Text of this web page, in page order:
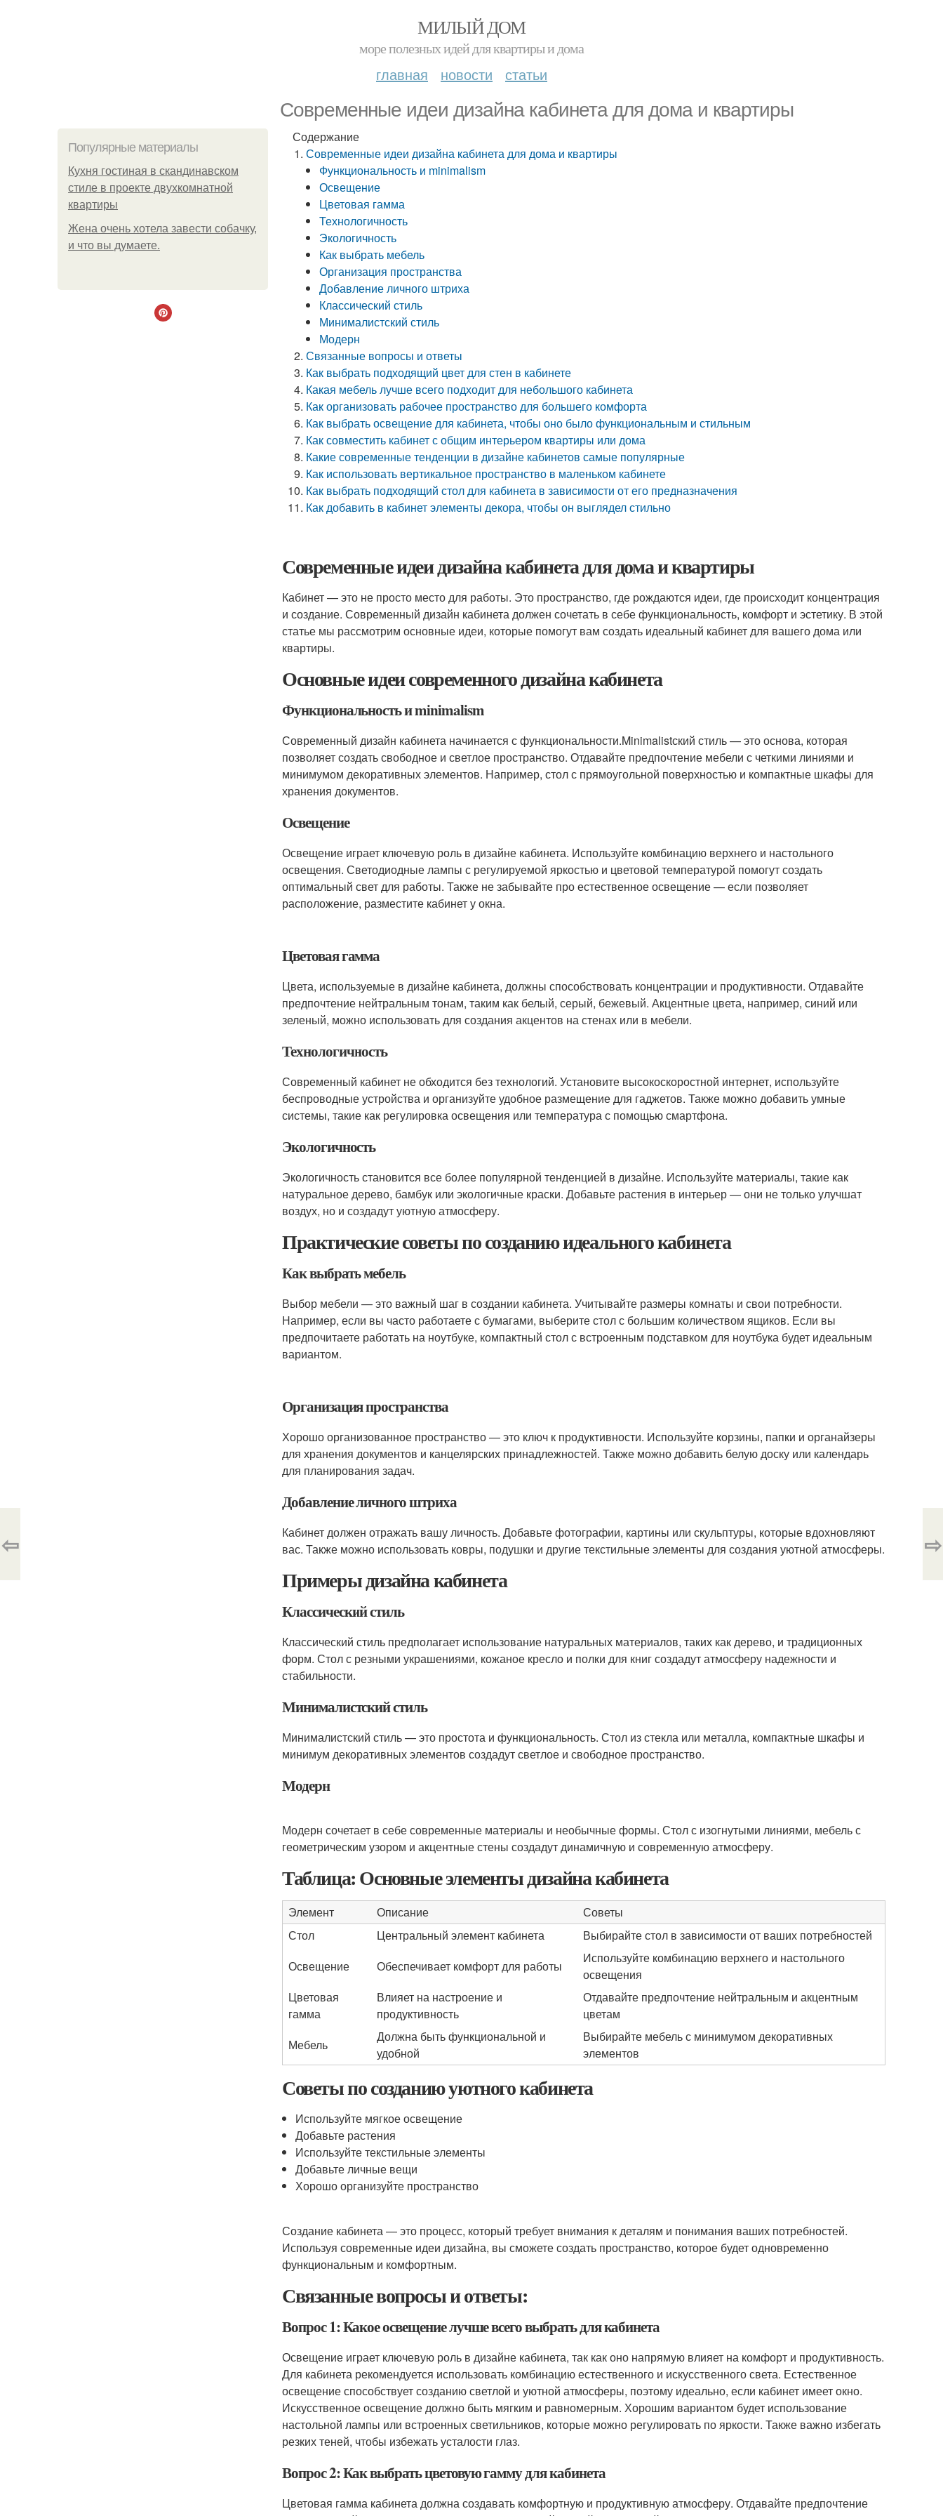
МИЛЫЙ ДОМ
море полезных идей для квартиры и дома
главная новости статьи
Современные идеи дизайна кабинета для дома и квартиры
Популярные материалы
Кухня гостиная в скандинавском
стиле в проекте двухкомнатной
квартиры
Жена очень хотела завести собачку,
и что вы думаете.
Содержание
Современные идеи дизайна кабинета для дома и квартиры
Функциональность и minimalism
Освещение
Цветовая гамма
Технологичность
Экологичность
Как выбрать мебель
Организация пространства
Добавление личного штриха
Классический стиль
Минималистский стиль
Модерн
Связанные вопросы и ответы
Как выбрать подходящий цвет для стен в кабинете
Какая мебель лучше всего подходит для небольшого кабинета
Как организовать рабочее пространство для большего комфорта
Как выбрать освещение для кабинета, чтобы оно было функциональным и стильным
Как совместить кабинет с общим интерьером квартиры или дома
Какие современные тенденции в дизайне кабинетов самые популярные
Как использовать вертикальное пространство в маленьком кабинете
Как выбрать подходящий стол для кабинета в зависимости от его предназначения
Как добавить в кабинет элементы декора, чтобы он выглядел стильно
Современные идеи дизайна кабинета для дома и квартиры
Кабинет — это не просто место для работы. Это пространство, где рождаются идеи, где происходит концентрация
и создание. Современный дизайн кабинета должен сочетать в себе функциональность, комфорт и эстетику. В этой
статье мы рассмотрим основные идеи, которые помогут вам создать идеальный кабинет для вашего дома или
квартиры.
Основные идеи современного дизайна кабинета
Функциональность и minimalism
Современный дизайн кабинета начинается с функциональности.Minimalistский стиль — это основа, которая
позволяет создать свободное и светлое пространство. Отдавайте предпочтение мебели с четкими линиями и
минимумом декоративных элементов. Например, стол с прямоугольной поверхностью и компактные шкафы для
хранения документов.
Освещение
Освещение играет ключевую роль в дизайне кабинета. Используйте комбинацию верхнего и настольного
освещения. Светодиодные лампы с регулируемой яркостью и цветовой температурой помогут создать
оптимальный свет для работы. Также не забывайте про естественное освещение — если позволяет
расположение, разместите кабинет у окна.
Цветовая гамма
Цвета, используемые в дизайне кабинета, должны способствовать концентрации и продуктивности. Отдавайте
предпочтение нейтральным тонам, таким как белый, серый, бежевый. Акцентные цвета, например, синий или
зеленый, можно использовать для создания акцентов на стенах или в мебели.
Технологичность
Современный кабинет не обходится без технологий. Установите высокоскоростной интернет, используйте
беспроводные устройства и организуйте удобное размещение для гаджетов. Также можно добавить умные
системы, такие как регулировка освещения или температура с помощью смартфона.
Экологичность
Экологичность становится все более популярной тенденцией в дизайне. Используйте материалы, такие как
натуральное дерево, бамбук или экологичные краски. Добавьте растения в интерьер — они не только улучшат
воздух, но и создадут уютную атмосферу.
Практические советы по созданию идеального кабинета
Как выбрать мебель
Выбор мебели — это важный шаг в создании кабинета. Учитывайте размеры комнаты и свои потребности.
Например, если вы часто работаете с бумагами, выберите стол с большим количеством ящиков. Если вы
предпочитаете работать на ноутбуке, компактный стол с встроенным подставком для ноутбука будет идеальным
вариантом.
Организация пространства
Хорошо организованное пространство — это ключ к продуктивности. Используйте корзины, папки и органайзеры
для хранения документов и канцелярских принадлежностей. Также можно добавить белую доску или календарь
для планирования задач.
Добавление личного штриха
Кабинет должен отражать вашу личность. Добавьте фотографии, картины или скульптуры, которые вдохновляют
вас. Также можно использовать ковры, подушки и другие текстильные элементы для создания уютной атмосферы.
Примеры дизайна кабинета
Классический стиль
Классический стиль предполагает использование натуральных материалов, таких как дерево, и традиционных
форм. Стол с резными украшениями, кожаное кресло и полки для книг создадут атмосферу надежности и
стабильности.
Минималистский стиль
Минималистский стиль — это простота и функциональность. Стол из стекла или металла, компактные шкафы и
минимум декоративных элементов создадут светлое и свободное пространство.
Модерн
Модерн сочетает в себе современные материалы и необычные формы. Стол с изогнутыми линиями, мебель с
геометрическим узором и акцентные стены создадут динамичную и современную атмосферу.
Таблица: Основные элементы дизайна кабинета
Элемент Описание
Советы
Стол
Центральный элемент кабинета
Выбирайте стол в зависимости от ваших потребностей
Освещение
Обеспечивает комфорт для работы
Используйте комбинацию верхнего и настольного
освещения
Цветовая
гамма
Влияет на настроение и
продуктивность
Отдавайте предпочтение нейтральным и акцентным
цветам
Мебель
Должна быть функциональной и
удобной
Выбирайте мебель с минимумом декоративных
элементов
Советы по созданию уютного кабинета
Используйте мягкое освещение
Добавьте растения
Используйте текстильные элементы
Добавьте личные вещи
Хорошо организуйте пространство
Создание кабинета — это процесс, который требует внимания к деталям и понимания ваших потребностей.
Используя современные идеи дизайна, вы сможете создать пространство, которое будет одновременно
функциональным и комфортным.
Связанные вопросы и ответы:
Вопрос 1: Какое освещение лучше всего выбрать для кабинета
Освещение играет ключевую роль в дизайне кабинета, так как оно напрямую влияет на комфорт и продуктивность.
Для кабинета рекомендуется использовать комбинацию естественного и искусственного света. Естественное
освещение способствует созданию светлой и уютной атмосферы, поэтому идеально, если кабинет имеет окно.
Искусственное освещение должно быть мягким и равномерным. Хорошим вариантом будет использование
настольной лампы или встроенных светильников, которые можно регулировать по яркости. Также важно избегать
резких теней, чтобы избежать усталости глаз.
Вопрос 2: Как выбрать цветовую гамму для кабинета
Цветовая гамма кабинета должна создавать комфортную и продуктивную атмосферу. Отдавайте предпочтение
⇦ ⇨